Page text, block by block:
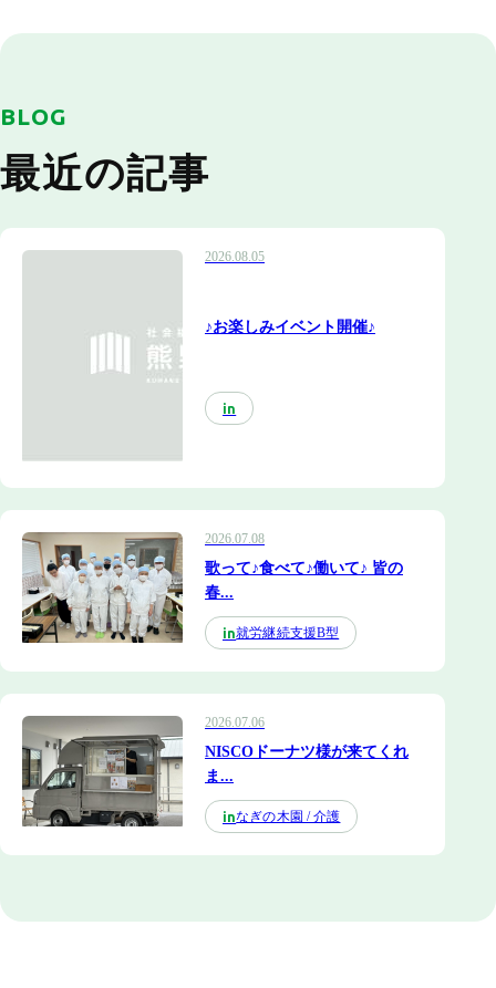
最近の記事
BLOG
♪お楽しみイベント開催♪
2026.08.05
in
歌って♪食べて♪働いて♪ 皆の
春...
2026.07.08
in就労継続支援B型
NISCOドーナツ様が来てくれ
ま...
2026.07.06
inなぎの木園 / 介護